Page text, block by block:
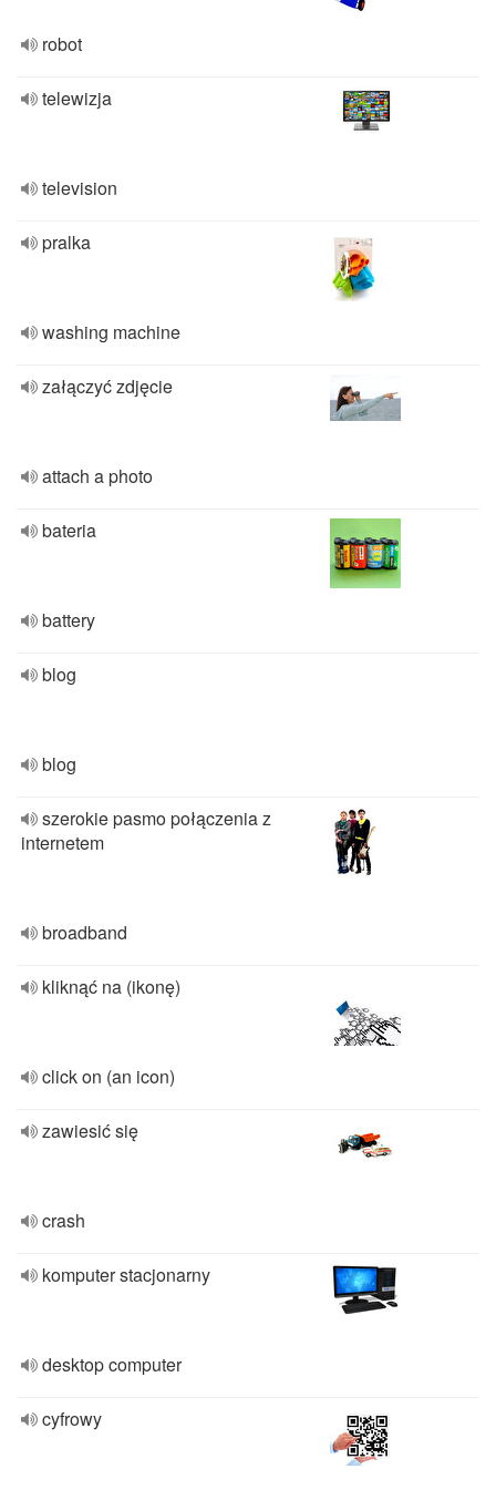
robot
telewizja
television
pralka
washing machine
załączyć zdjęcie
attach a photo
bateria
battery
blog
blog
szerokie pasmo połączenia z
internetem
broadband
kliknąć na (ikonę)
click on (an icon)
zawiesić się
crash
komputer stacjonarny
desktop computer
cyfrowy